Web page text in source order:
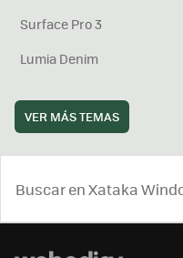
Surface Pro 3
Lumia Denim
VER MÁS TEMAS